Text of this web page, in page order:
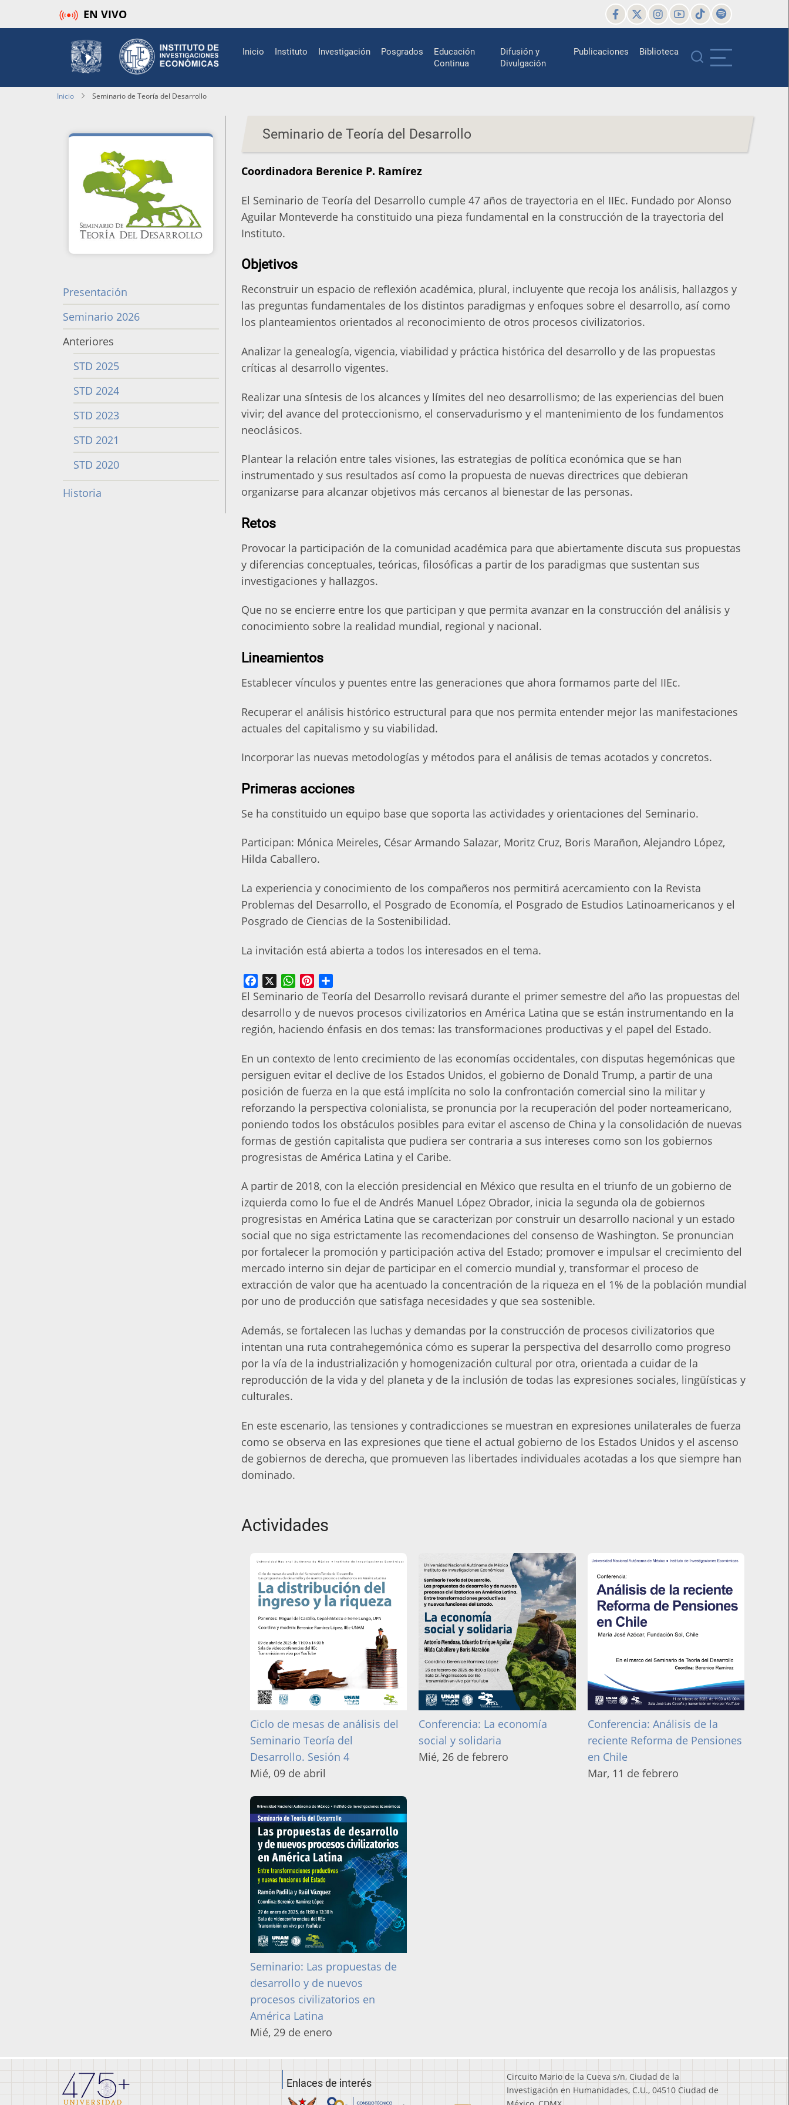
al
EN VIVO
navigation
Inicio Instituto Investigación Posgrados
Educación
Continua
Difusión y
Divulgación
Publicaciones Biblioteca
Inicio Seminario de Teoría del Desarrollo
Seminario de Teoría del Desarrollo
Coordinadora Berenice P. Ramírez
El Seminario de Teoría del Desarrollo cumple 47 años de trayectoria en el IIEc. Fundado por Alonso
Aguilar Monteverde ha constituido una pieza fundamental en la construcción de la trayectoria del
Instituto.
Objetivos
Reconstruir un espacio de reflexión académica, plural, incluyente que recoja los análisis, hallazgos y
las preguntas fundamentales de los distintos paradigmas y enfoques sobre el desarrollo, así como
los planteamientos orientados al reconocimiento de otros procesos civilizatorios.
Analizar la genealogía, vigencia, viabilidad y práctica histórica del desarrollo y de las propuestas
críticas al desarrollo vigentes.
Realizar una síntesis de los alcances y límites del neo desarrollismo; de las experiencias del buen
vivir; del avance del proteccionismo, el conservadurismo y el mantenimiento de los fundamentos
neoclásicos.
Plantear la relación entre tales visiones, las estrategias de política económica que se han
instrumentado y sus resultados así como la propuesta de nuevas directrices que debieran
organizarse para alcanzar objetivos más cercanos al bienestar de las personas.
Retos
Provocar la participación de la comunidad académica para que abiertamente discuta sus propuestas
y diferencias conceptuales, teóricas, filosóficas a partir de los paradigmas que sustentan sus
investigaciones y hallazgos.
Que no se encierre entre los que participan y que permita avanzar en la construcción del análisis y
conocimiento sobre la realidad mundial, regional y nacional.
Lineamientos
Establecer vínculos y puentes entre las generaciones que ahora formamos parte del IIEc.
Recuperar el análisis histórico estructural para que nos permita entender mejor las manifestaciones
actuales del capitalismo y su viabilidad.
Incorporar las nuevas metodologías y métodos para el análisis de temas acotados y concretos.
Primeras acciones
Se ha constituido un equipo base que soporta las actividades y orientaciones del Seminario.
Participan: Mónica Meireles, César Armando Salazar, Moritz Cruz, Boris Marañon, Alejandro López,
Hilda Caballero.
La experiencia y conocimiento de los compañeros nos permitirá acercamiento con la Revista
Problemas del Desarrollo, el Posgrado de Economía, el Posgrado de Estudios Latinoamericanos y el
Posgrado de Ciencias de la Sostenibilidad.
La invitación está abierta a todos los interesados en el tema.
Facebook WhatsAppPinterest
El Seminario de Teoría del Desarrollo revisará durante el primer semestre del año las propuestas del
desarrollo y de nuevos procesos civilizatorios en América Latina que se están instrumentando en la
región, haciendo énfasis en dos temas: las transformaciones productivas y el papel del Estado.
En un contexto de lento crecimiento de las economías occidentales, con disputas hegemónicas que
persiguen evitar el declive de los Estados Unidos, el gobierno de Donald Trump, a partir de una
posición de fuerza en la que está implícita no solo la confrontación comercial sino la militar y
reforzando la perspectiva colonialista, se pronuncia por la recuperación del poder norteamericano,
poniendo todos los obstáculos posibles para evitar el ascenso de China y la consolidación de nuevas
formas de gestión capitalista que pudiera ser contraria a sus intereses como son los gobiernos
progresistas de América Latina y el Caribe.
A partir de 2018, con la elección presidencial en México que resulta en el triunfo de un gobierno de
izquierda como lo fue el de Andrés Manuel López Obrador, inicia la segunda ola de gobiernos
progresistas en América Latina que se caracterizan por construir un desarrollo nacional y un estado
social que no siga estrictamente las recomendaciones del consenso de Washington. Se pronuncian
por fortalecer la promoción y participación activa del Estado; promover e impulsar el crecimiento del
mercado interno sin dejar de participar en el comercio mundial y, transformar el proceso de
extracción de valor que ha acentuado la concentración de la riqueza en el 1% de la población mundial
por uno de producción que satisfaga necesidades y que sea sostenible.
Además, se fortalecen las luchas y demandas por la construcción de procesos civilizatorios que
intentan una ruta contrahegemónica cómo es superar la perspectiva del desarrollo como progreso
por la vía de la industrialización y homogenización cultural por otra, orientada a cuidar de la
reproducción de la vida y del planeta y de la inclusión de todas las expresiones sociales, lingüísticas y
culturales.
En este escenario, las tensiones y contradicciones se muestran en expresiones unilaterales de fuerza
como se observa en las expresiones que tiene el actual gobierno de los Estados Unidos y el ascenso
de gobiernos de derecha, que promueven las libertades individuales acotadas a los que siempre han
dominado.
Actividades
Ciclo de mesas de análisis del
Seminario Teoría del
Desarrollo. Sesión 4
Mié, 09 de abril
Conferencia: La economía
social y solidaria
Mié, 26 de febrero
Conferencia: Análisis de la
reciente Reforma de Pensiones
en Chile
Mar, 11 de febrero
Seminario: Las propuestas de
desarrollo y de nuevos
procesos civilizatorios en
América Latina
Mié, 29 de enero
Menú
STD
Presentación
Seminario 2026
Anteriores
STD 2025
STD 2024
STD 2023
STD 2021
STD 2020
Historia
Enlaces de interés
Circuito Mario de la Cueva s/n, Ciudad de la
Investigación en Humanidades, C.U., 04510 Ciudad de